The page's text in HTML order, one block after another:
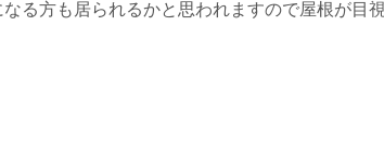
る方も居られるかと思われますので屋根が目